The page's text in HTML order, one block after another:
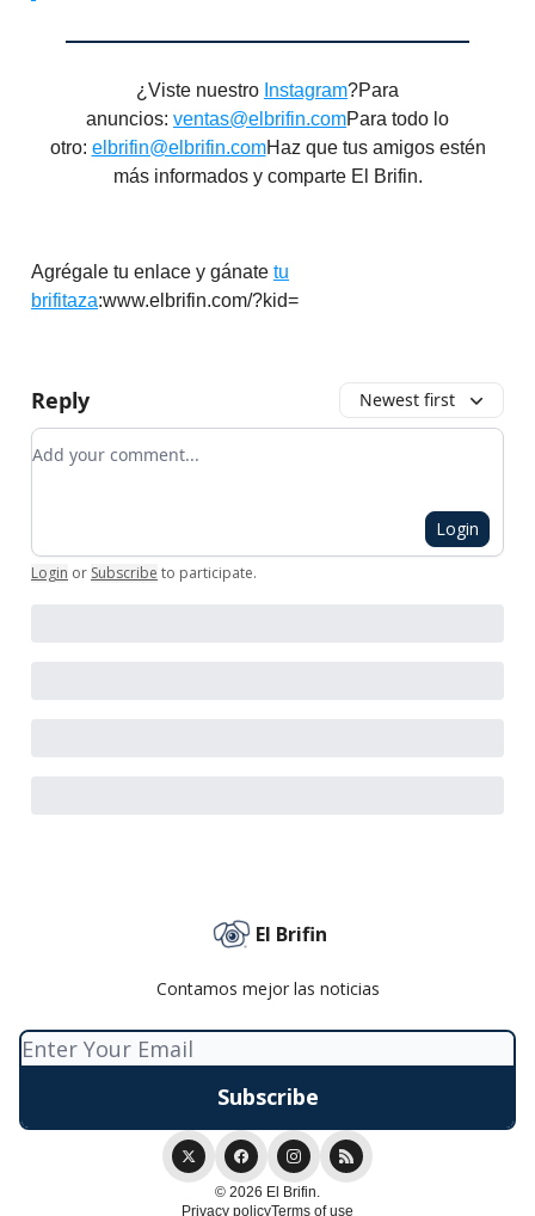
¿Viste nuestro Instagram?Para
anuncios: ventas@elbrifin.comPara todo lo
otro: elbrifin@elbrifin.comHaz que tus amigos estén
más informados y comparte El Brifin.
Agrégale tu enlace y gánate tu
brifitaza:www.elbrifin.com/?kid=
Reply Newest first
Add your comment
Login
Login or Subscribe to participate.
El Brifin
Contamos mejor las noticias
© 2026 El Brifin.
Privacy policyTerms of use